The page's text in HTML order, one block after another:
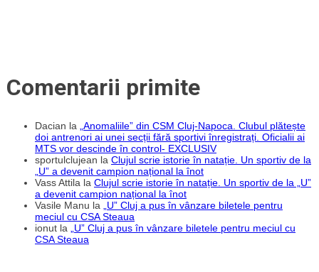
Comentarii primite
Dacian la
„Anomaliile” din CSM Cluj-Napoca. Clubul plătește
doi antrenori ai unei secții fără sportivi înregistrați. Oficialii ai
MTS vor descinde în control- EXCLUSIV
sportulclujean la Clujul scrie istorie în natație. Un sportiv de la
„U” a devenit campion național la înot
Vass Attila la Clujul scrie istorie în natație. Un sportiv de la „U”
a devenit campion național la înot
Vasile Manu la
„U” Cluj a pus în vânzare biletele pentru
meciul cu CSA Steaua
ionut la
„U” Cluj a pus în vânzare biletele pentru meciul cu
CSA Steaua